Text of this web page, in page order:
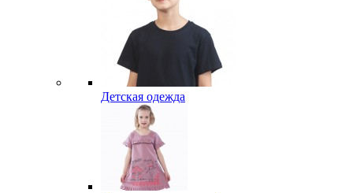
Детская одежда